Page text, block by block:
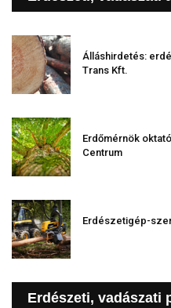
Álláshirdetés:
Trans Kft.
Erdőmérnök
Centrum
Erdészetigép-
Erdészeti, vadászati